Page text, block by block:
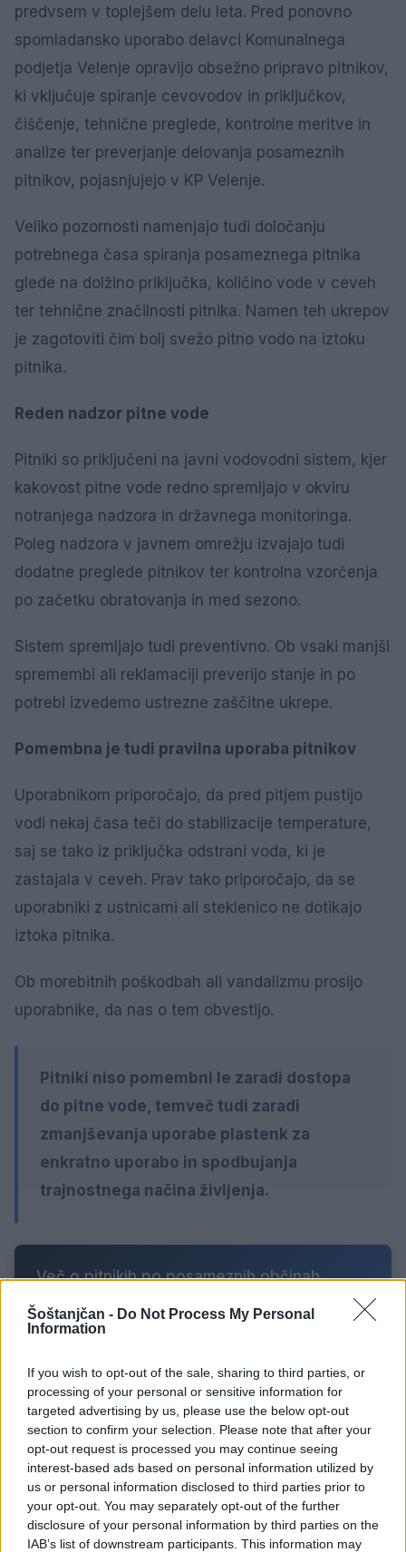
Šoštanjčan - Do Not Process My Personal
Information
If you wish to opt-out of the sale, sharing to third parties, or
processing of your personal or sensitive information for
targeted advertising by us, please use the below opt-out
section to confirm your selection. Please note that after your
opt-out request is processed you may continue seeing
interest-based ads based on personal information utilized by
us or personal information disclosed to third parties prior to
your opt-out. You may separately opt-out of the further
disclosure of your personal information by third parties on the
IAB’s list of downstream participants. This information may
predvsem v toplejšem delu leta. Pred ponovno
spomladansko uporabo delavci Komunalnega
podjetja Velenje opravijo obsežno pripravo pitnikov,
ki vključuje spiranje cevovodov in priključkov,
čiščenje, tehnične preglede, kontrolne meritve in
analize ter preverjanje delovanja posameznih
pitnikov, pojasnjujejo v KP Velenje.
Veliko pozornosti namenjajo tudi določanju
potrebnega časa spiranja posameznega pitnika
glede na dolžino priključka, količino vode v ceveh
ter tehnične značilnosti pitnika. Namen teh ukrepov
je zagotoviti čim bolj svežo pitno vodo na iztoku
pitnika.
Reden nadzor pitne vode
Pitniki so priključeni na javni vodovodni sistem, kjer
kakovost pitne vode redno spremljajo v okviru
notranjega nadzora in državnega monitoringa.
Poleg nadzora v javnem omrežju izvajajo tudi
dodatne preglede pitnikov ter kontrolna vzorčenja
po začetku obratovanja in med sezono.
Sistem spremljajo tudi preventivno. Ob vsaki manjši
spremembi ali reklamaciji preverijo stanje in po
potrebi izvedemo ustrezne zaščitne ukrepe.
Pomembna je tudi pravilna uporaba pitnikov
Uporabnikom priporočajo, da pred pitjem pustijo
vodi nekaj časa teči do stabilizacije temperature,
saj se tako iz priključka odstrani voda, ki je
zastajala v ceveh. Prav tako priporočajo, da se
uporabniki z ustnicami ali steklenico ne dotikajo
iztoka pitnika.
Ob morebitnih poškodbah ali vandalizmu prosijo
uporabnike, da nas o tem obvestijo.
Pitniki niso pomembni le zaradi dostopa
do pitne vode, temveč tudi zaradi
zmanjševanja uporabe plastenk za
enkratno uporabo in spodbujanja
trajnostnega načina življenja.
Več o pitnikih po posameznih občinah
najdete
na povezavi
, kjer so na voljo tudi
zemljevid pitnikov,priporočila za uporabo,
kakovosti pitne vode v javnem vodovodnem
sistemu.
DRUŽBA
KLJUČNE BESEDE Velenje pitna voda šoštanj